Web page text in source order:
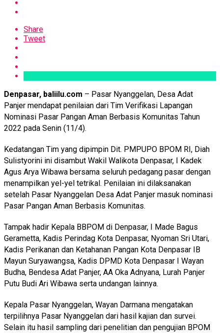
Share
Tweet
Denpasar, baliilu.com – Pasar Nyanggelan, Desa Adat
Panjer mendapat penilaian dari Tim Verifikasi Lapangan
Nominasi Pasar Pangan Aman Berbasis Komunitas Tahun
2022 pada Senin (11/4).
Kedatangan Tim yang dipimpin Dit. PMPUPO BPOM RI, Diah
Sulistyorini ini disambut Wakil Walikota Denpasar, I Kadek
Agus Arya Wibawa bersama seluruh pedagang pasar dengan
menampilkan yel-yel tetrikal. Penilaian ini dilaksanakan
setelah Pasar Nyanggelan Desa Adat Panjer masuk nominasi
Pasar Pangan Aman Berbasis Komunitas.
Tampak hadir Kepala BBPOM di Denpasar, I Made Bagus
Gerametta, Kadis Perindag Kota Denpasar, Nyoman Sri Utari,
Kadis Perikanan dan Ketahanan Pangan Kota Denpasar IB
Mayun Suryawangsa, Kadis DPMD Kota Denpasar I Wayan
Budha, Bendesa Adat Panjer, AA Oka Adnyana, Lurah Panjer
Putu Budi Ari Wibawa serta undangan lainnya.
Kepala Pasar Nyanggelan, Wayan Darmana mengatakan
terpilihnya Pasar Nyanggelan dari hasil kajian dan survei.
Selain itu hasil sampling dari penelitian dan pengujian BPOM